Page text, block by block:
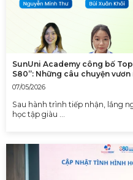
SunUni Academy công bố
S80”: Những câu chuyện
07/05/2026
Sau hành trình tiếp nhận, lắng
học tập giàu …